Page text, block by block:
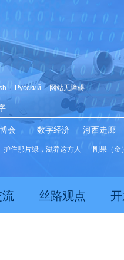
Русский 网站无障碍
会 数字经济 河西走廊
护住那片绿，滋养这方人 刚果（金）
流 丝路观点